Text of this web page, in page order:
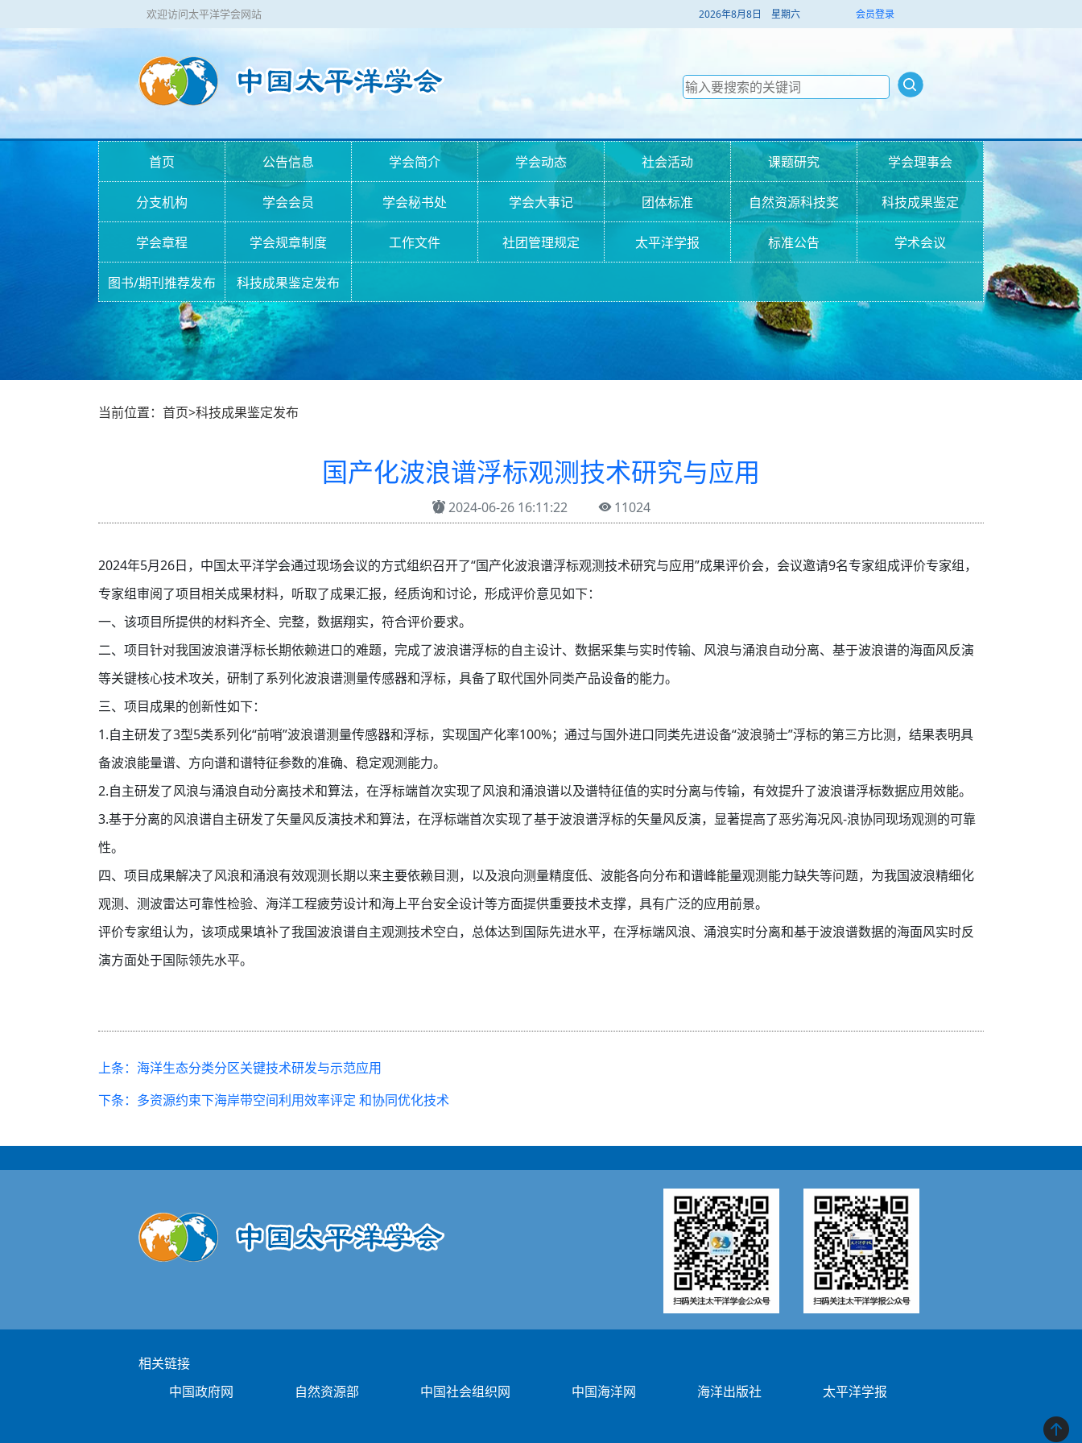
欢迎访问太平洋学会网站 2026年8月8日 星期六 会员登录
首页 公告信息 学会简介 学会动态 社会活动 课题研究 学会理事会
分支机构 学会会员 学会秘书处 学会大事记 团体标准 自然资源科技奖 科技成果鉴定
学会章程 学会规章制度 工作文件 社团管理规定 太平洋学报 标准公告 学术会议
图书/期刊推荐发布 科技成果鉴定发布
当前位置：首页>科技成果鉴定发布
国产化波浪谱浮标观测技术研究与应用
2024-06-26 16:11:22 11024
2024年5月26日，中国太平洋学会通过现场会议的方式组织召开了“国产化波浪谱浮标观测技术研究与应用”成果评价会，会议邀请9名专家组成评价专家组，
专家组审阅了项目相关成果材料，听取了成果汇报，经质询和讨论，形成评价意见如下：
一、该项目所提供的材料齐全、完整，数据翔实，符合评价要求。
二、项目针对我国波浪谱浮标长期依赖进口的难题，完成了波浪谱浮标的自主设计、数据采集与实时传输、风浪与涌浪自动分离、基于波浪谱的海面风反演
等关键核心技术攻关，研制了系列化波浪谱测量传感器和浮标，具备了取代国外同类产品设备的能力。
三、项目成果的创新性如下：
1.自主研发了3型5类系列化“前哨”波浪谱测量传感器和浮标，实现国产化率100%；通过与国外进口同类先进设备“波浪骑士”浮标的第三方比测，结果表明具
备波浪能量谱、方向谱和谱特征参数的准确、稳定观测能力。
2.自主研发了风浪与涌浪自动分离技术和算法，在浮标端首次实现了风浪和涌浪谱以及谱特征值的实时分离与传输，有效提升了波浪谱浮标数据应用效能。
3.基于分离的风浪谱自主研发了矢量风反演技术和算法，在浮标端首次实现了基于波浪谱浮标的矢量风反演，显著提高了恶劣海况风-浪协同现场观测的可靠
性。
四、项目成果解决了风浪和涌浪有效观测长期以来主要依赖目测，以及浪向测量精度低、波能各向分布和谱峰能量观测能力缺失等问题，为我国波浪精细化
观测、测波雷达可靠性检验、海洋工程疲劳设计和海上平台安全设计等方面提供重要技术支撑，具有广泛的应用前景。
评价专家组认为，该项成果填补了我国波浪谱自主观测技术空白，总体达到国际先进水平，在浮标端风浪、涌浪实时分离和基于波浪谱数据的海面风实时反
演方面处于国际领先水平。
上条：海洋生态分类分区关键技术研发与示范应用
下条：多资源约束下海岸带空间利用效率评定 和协同优化技术
相关链接
中国政府网
自然资源部 中国社会组织网 中国海洋网 海洋出版社 太平洋学报